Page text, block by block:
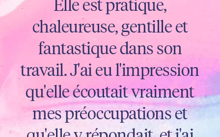
“
Alexis est absolument
fantastique ! Elle est si
facile à contacter, donne de
bons conseils et est